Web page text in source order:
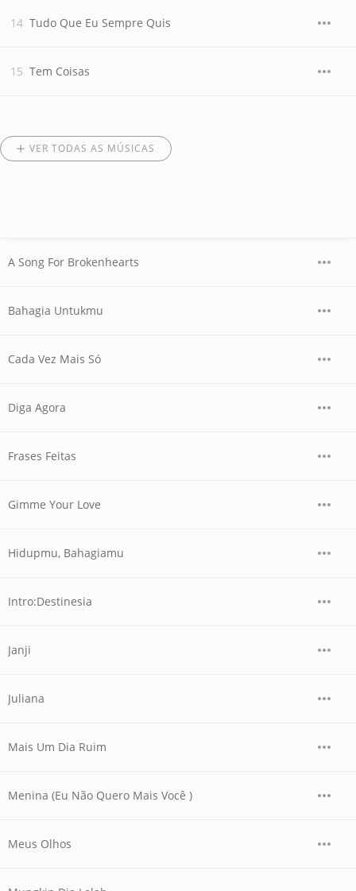
Tudo Que Eu Sempre Quis
Tem Coisas
VER TODAS AS MÚSICAS
A Song For Brokenhearts
Bahagia Untukmu
Cada Vez Mais Só
Diga Agora
Frases Feitas
Gimme Your Love
Hidupmu, Bahagiamu
Intro:Destinesia
Janji
Juliana
Mais Um Dia Ruim
Menina (Eu Não Quero Mais Você )
Meus Olhos